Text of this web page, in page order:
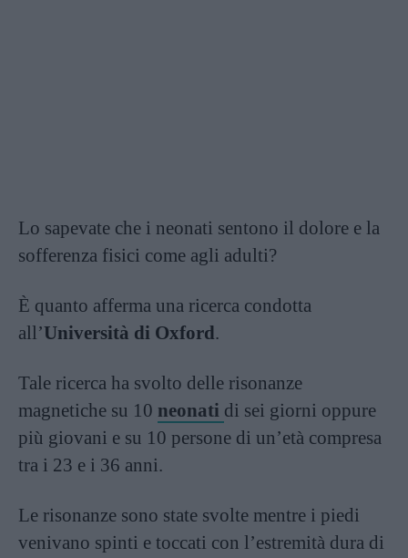
Lo sapevate che i neonati sentono il dolore e la
sofferenza fisici come agli adulti?
È quanto afferma una ricerca condotta
all’Università di Oxford.
Tale ricerca ha svolto delle risonanze
magnetiche su 10 neonati di sei giorni oppure
più giovani e su 10 persone di un’età compresa
tra i 23 e i 36 anni.
Le risonanze sono state svolte mentre i piedi
venivano spinti e toccati con l’estremità dura di